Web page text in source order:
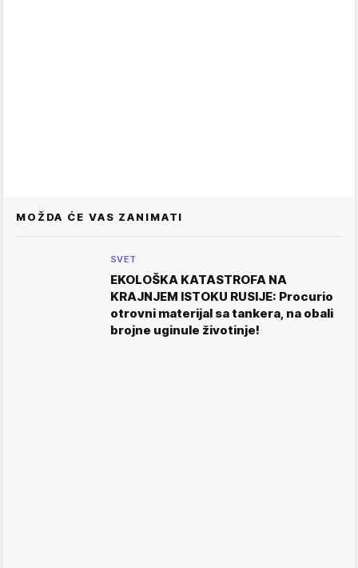
MOŽDA ĆE VAS ZANIMATI
SVET
EKOLOŠKA KATASTROFA NA
KRAJNJEM ISTOKU RUSIJE: Procurio
otrovni materijal sa tankera, na obali
brojne uginule životinje!